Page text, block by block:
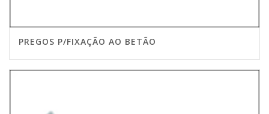
PREGOS P/FIXAÇÃO AO BETÃO